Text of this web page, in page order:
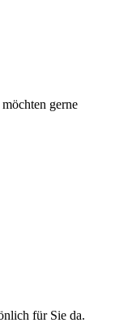
gerne
für Sie da.